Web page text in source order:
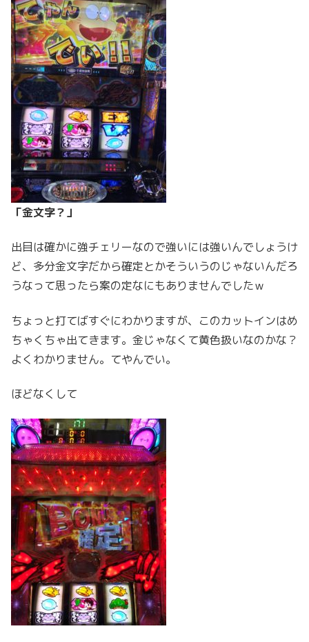
「金文字？」
出目は確かに強チェリーなので強いには強いんでしょうけ
ど、多分金文字だから確定とかそういうのじゃないんだろ
うなって思ったら案の定なにもありませんでしたｗ
ちょっと打てばすぐにわかりますが、このカットインはめ
ちゃくちゃ出てきます。金じゃなくて黄色扱いなのかな？
よくわかりません。てやんでい。
ほどなくして